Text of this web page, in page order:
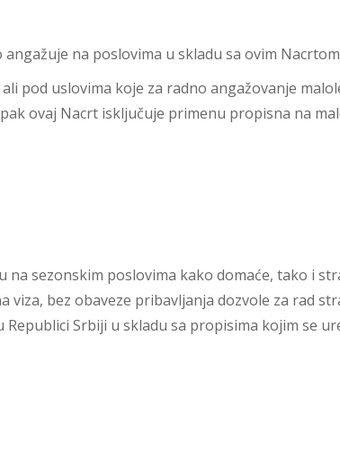
na poslovima u skladu sa ovim
pod uslovima koje za radno angažovanje
ovaj Nacrt isključuje primenu propisna na
sezonskim poslovima kako domaće, tako i
bez obaveze pribavljanja dozvole za rad
Srbiji u skladu sa propisima kojim se